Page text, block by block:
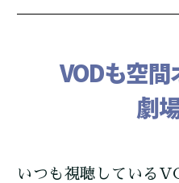
VODも空
劇
いつも視聴している